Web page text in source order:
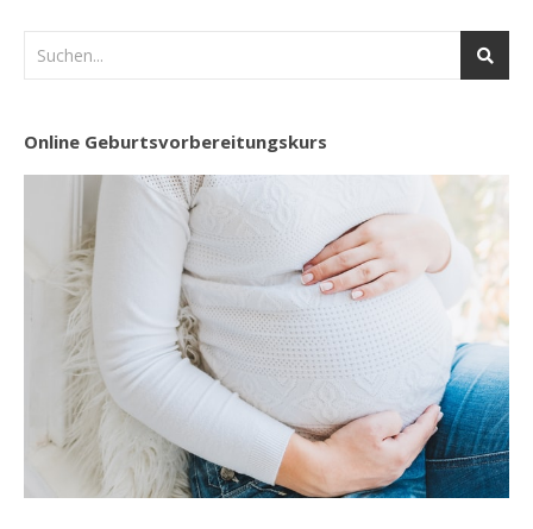
Online Geburtsvorbereitungskurs